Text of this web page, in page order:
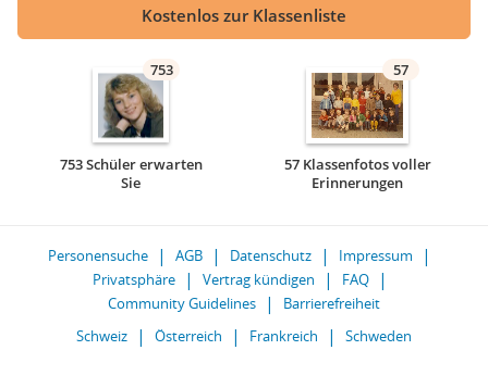
Kostenlos zur Klassenliste
753
753 Schüler erwarten
Sie
57
57 Klassenfotos voller
Erinnerungen
Personensuche AGB Datenschutz
Impressum
Privatsphäre
Vertrag kündigen
FAQ
Community Guidelines
Barrierefreiheit
Schweiz
Österreich Frankreich Schweden